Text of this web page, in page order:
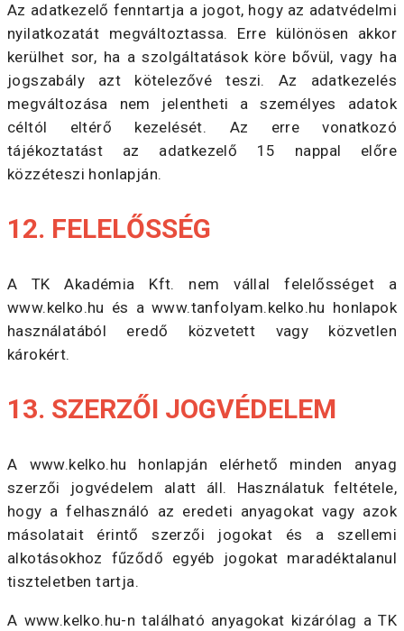
Az adatkezelő fenntartja a jogot, hogy az adatvédelmi
nyilatkozatát megváltoztassa. Erre különösen akkor
kerülhet sor, ha a szolgáltatások köre bővül, vagy ha
jogszabály azt kötelezővé teszi. Az adatkezelés
megváltozása nem jelentheti a személyes adatok
céltól eltérő kezelését. Az erre vonatkozó
tájékoztatást az adatkezelő 15 nappal előre
közzéteszi honlapján.
12. FELELŐSSÉG
A TK Akadémia Kft. nem vállal felelősséget a
www.kelko.hu és a www.tanfolyam.kelko.hu honlapok
használatából eredő közvetett vagy közvetlen
károkért.
13. SZERZŐI JOGVÉDELEM
A www.kelko.hu honlapján elérhető minden anyag
szerzői jogvédelem alatt áll. Használatuk feltétele,
hogy a felhasználó az eredeti anyagokat vagy azok
másolatait érintő szerzői jogokat és a szellemi
alkotásokhoz fűződő egyéb jogokat maradéktalanul
tiszteletben tartja.
A www.kelko.hu-n található anyagokat kizárólag a TK